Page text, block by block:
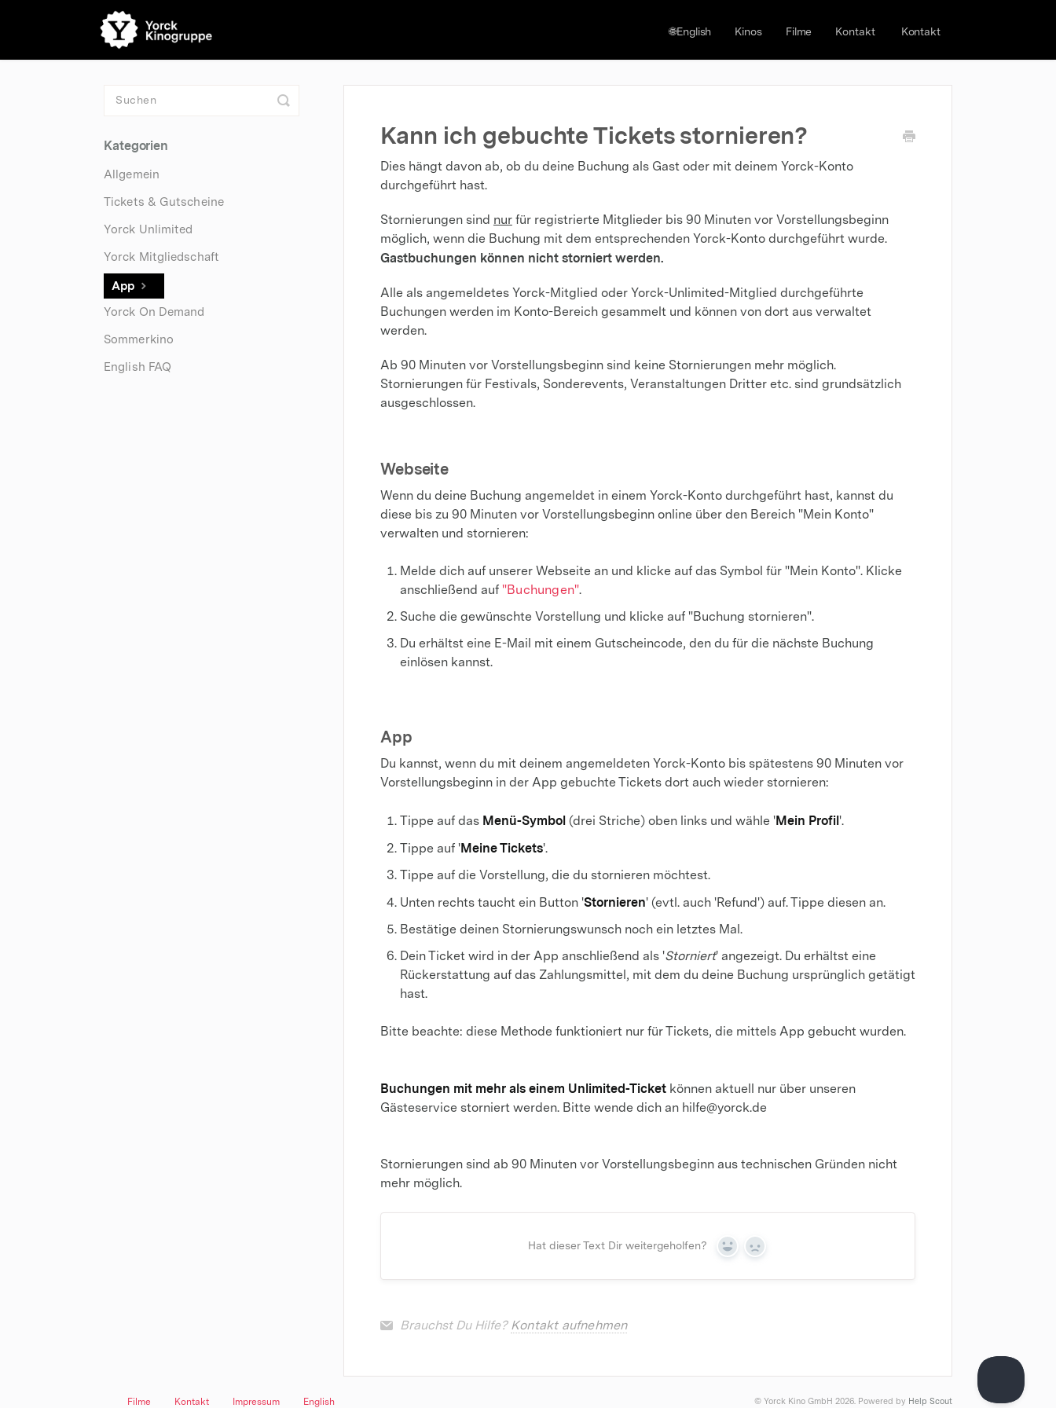
🌐English Kinos Filme Kontakt Kontakt
Kann ich gebuchte Tickets stornieren?
Dies hängt davon ab, ob du deine Buchung als Gast oder mit deinem Yorck-Konto
durchgeführt hast.
Stornierungen sind nurfür registrierte Mitglieder bis 90 Minuten vor Vorstellungsbeginn
möglich, wenn die Buchung mit dem entsprechenden Yorck-Konto durchgeführt wurde.
Gastbuchungen können nicht storniert werden.
Alle als angemeldetes Yorck-Mitglied oder Yorck-Unlimited-Mitglied durchgeführte
Buchungen werden im Konto-Bereich gesammelt und können von dort aus verwaltet
werden.
Ab 90 Minuten vor Vorstellungsbeginn sind keine Stornierungen mehr möglich.
Stornierungen für Festivals, Sonderevents, Veranstaltungen Dritter etc. sind grundsätzlich
ausgeschlossen.
Webseite
Wenn du deine Buchung angemeldet in einem Yorck-Konto durchgeführt hast, kannst du
diese bis zu 90 Minuten vor Vorstellungsbeginn online über den Bereich "Mein Konto"
verwalten und stornieren:
Melde dich auf unserer Webseite an und klicke auf das Symbol für "Mein Konto". Klicke
anschließend auf "Buchungen".
Suche die gewünschte Vorstellung und klicke auf "Buchung stornieren".
Du erhältst eine E-Mail mit einem Gutscheincode, den du für die nächste Buchung
einlösen kannst.
App
Du kannst, wenn du mit deinem angemeldeten Yorck-Konto bis spätestens 90 Minuten vor
Vorstellungsbeginn in der App gebuchte Tickets dort auch wieder stornieren:
Tippe auf das Menü-Symbol (drei Striche) oben links und wähle 'Mein Profil'.
Tippe auf 'Meine Tickets'.
Tippe auf die Vorstellung, die du stornieren möchtest.
Unten rechts taucht ein Button 'Stornieren' (evtl. auch 'Refund') auf. Tippe diesen an.
Bestätige deinen Stornierungswunsch noch ein letztes Mal.
Dein Ticket wird in der App anschließend als 'Storniert' angezeigt. Du erhältst eine
Rückerstattung auf das Zahlungsmittel, mit dem du deine Buchung ursprünglich getätigt
hast.
Bitte beachte: diese Methode funktioniert nur für Tickets, die mittels App gebucht wurden.
Buchungen mit mehr als einem Unlimited-Ticketkönnen aktuell nur über unseren
Gästeservice storniert werden. Bitte wende dich an hilfe@yorck.de
Stornierungen sind ab 90 Minuten vor Vorstellungsbeginn aus technischen Gründen nicht
mehr möglich.
Hat dieser Text Dir weitergeholfen?
Yes No
Brauchst Du Hilfe? Kontakt aufnehmen
Toggle
Kategorien
Allgemein
Tickets & Gutscheine
Yorck Unlimited
Yorck Mitgliedschaft
App
Yorck On Demand
Sommerkino
English FAQ
Filme Kontakt Impressum English © Yorck Kino GmbH 2026. Powered by Help Scout